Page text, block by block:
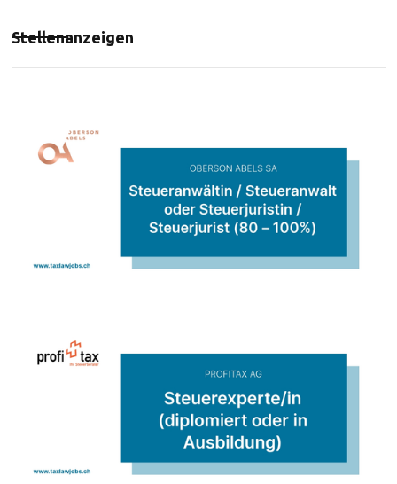
Stellenanzeigen